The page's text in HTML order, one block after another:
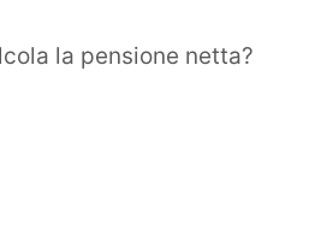
la pensione netta?